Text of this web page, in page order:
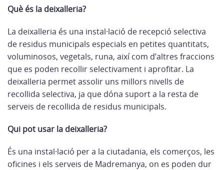
Què és la deixalleria?
La deixalleria és una instal·lació de recepció selectiva
de residus municipals especials en petites quantitats,
voluminosos, vegetals, runa, així com d’altres fraccions
que es poden recollir selectivament i aprofitar. La
deixalleria permet assolir uns millors nivells de
recollida selectiva, ja que dóna suport a la resta de
serveis de recollida de residus municipals.
Qui pot usar la deixalleria?
És una instal·lació per a la ciutadania, els comerços, les
oficines i els serveis de Madremanya, on es poden dur